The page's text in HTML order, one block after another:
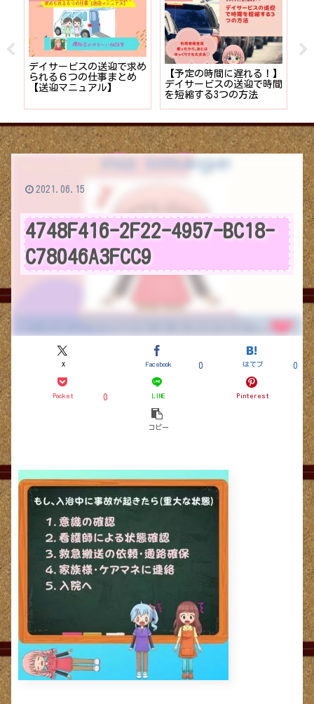
デイサービスの送迎で求め
られる６つの仕事まとめ
【送迎マニュアル】
【予定の時間に遅れる！】
デイサービスの送迎で時間
を短縮する3つの方法
4748F416-2F22-4957-BC18-
C78046A3FCC9
X Facebook 0 はてブ 0
Pocket 0 LINE Pinterest
コピー
2021.06.15